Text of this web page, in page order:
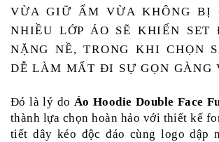
VỪA GIỮ ẤM VỪA KHÔNG BỊ
NHIỀU LỚP ÁO SẼ KHIẾN SET
NẶNG NỀ, TRONG KHI CHỌN
DỄ LÀM MẤT ĐI SỰ GỌN GÀNG
Đó là lý do Áo Hoodie Double Face
thành lựa chọn hoàn hảo với thiết kế
tiết dây kéo độc đáo cùng logo dập